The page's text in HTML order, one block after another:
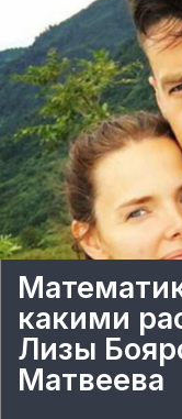
какими
Лизы
Матвеева